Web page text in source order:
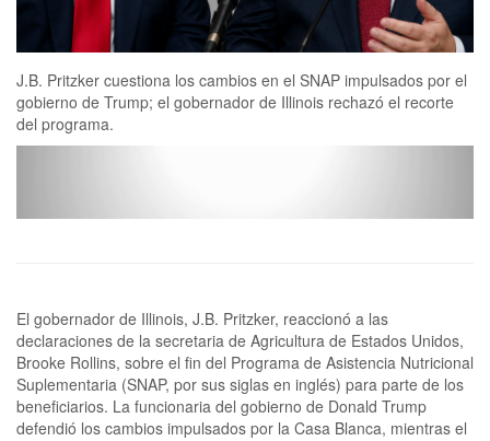
J.B. Pritzker cuestiona los cambios en el SNAP impulsados por el
gobierno de Trump; el gobernador de Illinois rechazó el recorte
del programa.
El gobernador de Illinois, J.B. Pritzker, reaccionó a las
declaraciones de la secretaria de Agricultura de Estados Unidos,
Brooke Rollins, sobre el fin del Programa de Asistencia Nutricional
Suplementaria (SNAP, por sus siglas en inglés) para parte de los
beneficiarios. La funcionaria del gobierno de Donald Trump
defendió los cambios impulsados por la Casa Blanca, mientras el